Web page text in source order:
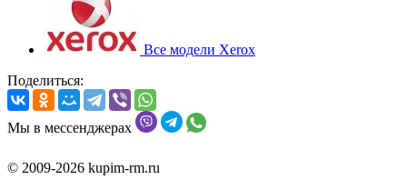
Все модели Xerox
Поделиться:
Мы в мессенджерах
© 2009-2026 kupim-rm.ru